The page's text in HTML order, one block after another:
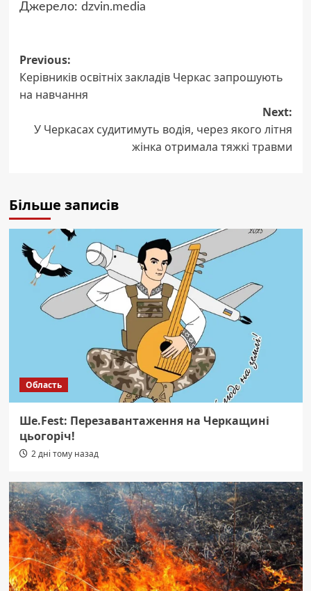
Джерело: dzvin.media
Post
navigation
Previous:
Керівників освітніх закладів Черкас запрошують
на навчання
Next:
У Черкасах судитимуть водія, через якого літня
жінка отримала тяжкі травми
Більше записів
Область
Ше.Fest: Перезавантаження на Черкащині
цьогоріч!
2 дні тому назад